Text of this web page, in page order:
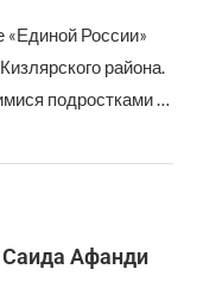
«Единой России»
района.
подростками …
Саида Афанди